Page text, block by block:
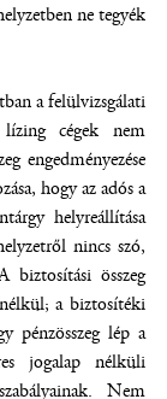
ne tegyék
a felülvizsgálati
cégek nem
engedményezése
hogy az adós a
helyreállítása
nincs szó,
biztosítási összeg
a biztosítéki
pénzösszeg lép a
jogalap nélküli
Nem